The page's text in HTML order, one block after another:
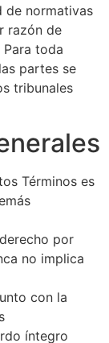
de normativas
razón de
toda
partes se
tribunales
Términos es
por
no implica
con la
íntegro